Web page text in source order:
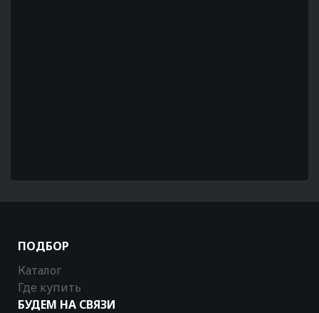
ПОДБОР
Каталог
Где купить
БУДЕМ НА СВЯЗИ